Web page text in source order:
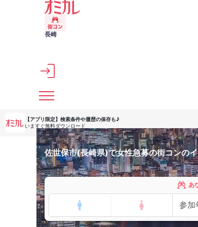
メインコンテンツへスキップ
長崎
【アプリ限定】 検索条件や履歴の保存も♪
いますぐ無料ダウンロード
佐世保市(長崎県)で女性急募の街コンの
あ